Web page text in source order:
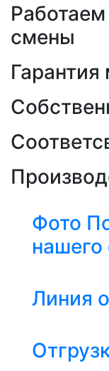
смены
Фото
нашего
Линия